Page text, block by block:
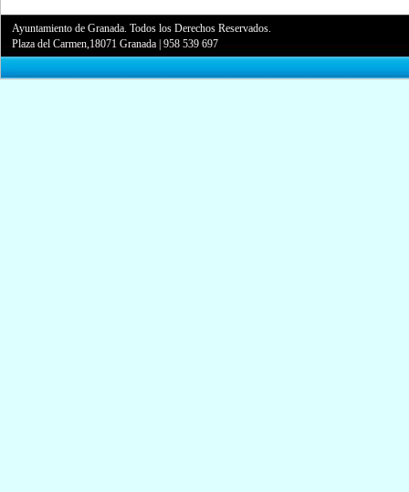
Ayuntamiento de Granada. Todos los Derechos Reservados.
Plaza del Carmen,18071 Granada |958 539 697